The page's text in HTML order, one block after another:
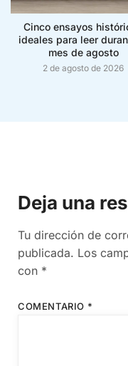
Cinco ensayos
ideales para leer
mes de agosto
2 de agosto de 2026
Deja una
Tu dirección de
publicada. Los
con *
COMENTARIO *